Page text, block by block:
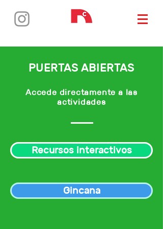
PUERTAS ABIERTAS
Accede directamente a las
actividades
Recursos interactivos
Gincana